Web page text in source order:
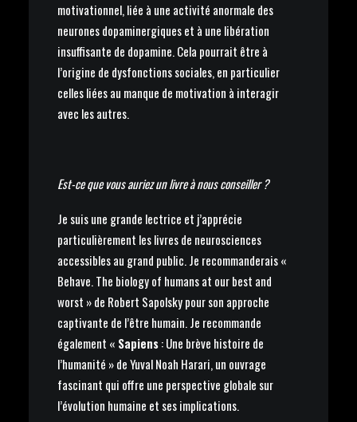
motivationnel, liée à une activité anormale des
neurones dopaminergiques et à une libération
insuffisante de dopamine. Cela pourrait être à
l’origine de dysfonctions sociales, en particulier
celles liées au manque de motivation à interagir
avec les autres.
Est-ce que vous auriez un livre à nous conseiller ?
Je suis une grande lectrice et j’apprécie
particulièrement les livres de neurosciences
accessibles au grand public. Je recommanderais «
Behave. The biology of humans at our best and
worst » de Robert Sapolsky pour son approche
captivante de l’être humain. Je recommande
également « Sapiens: Une brève histoire de
l’humanité » de Yuval Noah Harari, un ouvrage
fascinant qui offre une perspective globale sur
l’évolution humaine et ses implications.